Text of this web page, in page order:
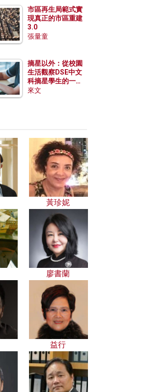
市區再生局範式實
現真正的市區重建
3.0
張量童
摘星以外：從校園
生活觀察DSE中文
科摘星學生的一點
特質
來文
黃珍妮
廖書蘭
益行